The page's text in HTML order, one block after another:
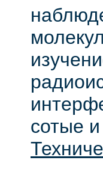
сотые